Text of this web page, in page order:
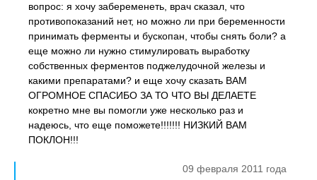
вопрос: я хочу забеременеть, врач сказал, что
противопоказаний нет, но можно ли при беременности
принимать ферменты и бускопан, чтобы снять боли? а
еще можно ли нужно стимулировать выработку
собственных ферментов поджелудочной железы и
какими препаратами? и еще хочу сказать ВАМ
ОГРОМНОЕ СПАСИБО ЗА ТО ЧТО ВЫ ДЕЛАЕТЕ
кокретно мне вы помогли уже несколько раз и
надеюсь, что еще поможете!!!!!!! НИЗКИЙ ВАМ
ПОКЛОН!!!
09 февраля 2011 года